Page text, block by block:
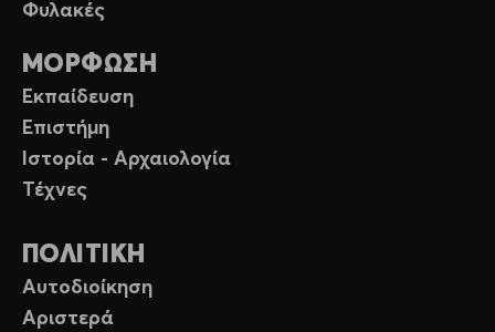
Φυλακές
ΜΟΡΦΩΣΗ
Εκπαίδευση
Επιστήμη
Ιστορία - Αρχαιολογία
Τέχνες
ΠΟΛΙΤΙΚΗ
Αυτοδιοίκηση
Αριστερά